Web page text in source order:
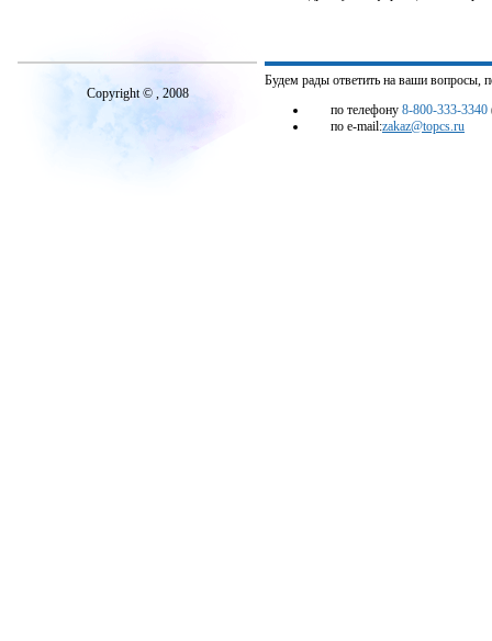
Copyright © , 2008
Будем рады ответить на ваши вопросы,
по телефону 8-800-333-3340
по e-mail:zakaz@topcs.ru